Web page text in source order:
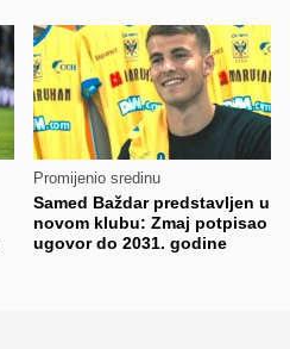
Promijenio sredinu
Samed Baždar predstavljen u
novom klubu: Zmaj potpisao
ugovor do 2031. godine